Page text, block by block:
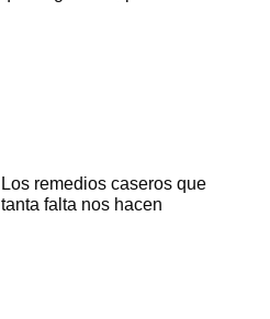
Los remedios caseros que
tanta falta nos hacen